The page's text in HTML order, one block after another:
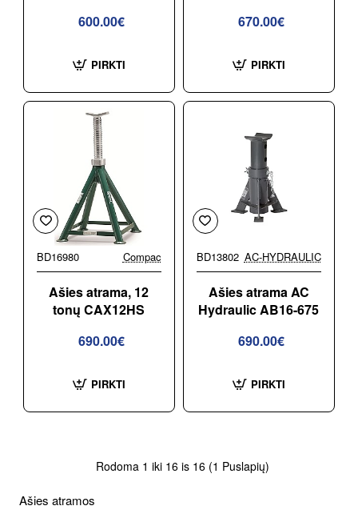
Ašies atramos
600.00€
PIRKTI
670.00€
PIRKTI
BD16980 Compac
Ašies atrama, 12
tonų CAX12HS
690.00€
PIRKTI
BD13802 AC-HYDRAULIC
Ašies atrama AC
Hydraulic AB16-675
690.00€
PIRKTI
Rodoma 1 iki 16 is 16 (1 Puslapių)